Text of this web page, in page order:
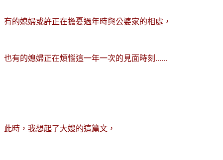
有的媳婦或許正在擔憂過年時與公婆家的相處，
也有的媳婦正在煩惱這一年一次的見面時刻......
此時，我想起了大嫂的這篇文，